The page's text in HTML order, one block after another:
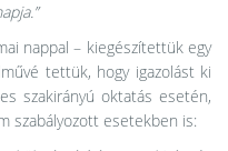
nappal – kiegészítettük egy
tettük, hogy igazolást ki
szakirányú oktatás esetén,
szabályozott esetekben is: